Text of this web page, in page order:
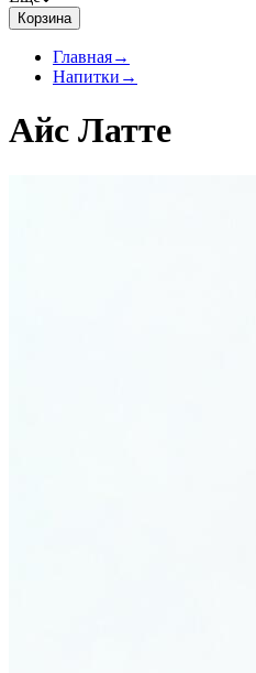
Корзина
Главная→
Напитки →
Айс Латте